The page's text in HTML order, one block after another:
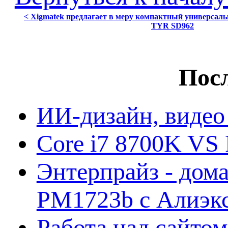
< Xigmatek предлагает в меру компактный
TYR SD962
ИИ-дизайн,
Core i7 8700K VS
Энтерпрайз -
PM1723b с